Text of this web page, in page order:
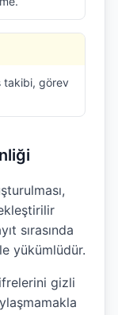
takibi, görev
sırasında
yükümlüdür.
gizli